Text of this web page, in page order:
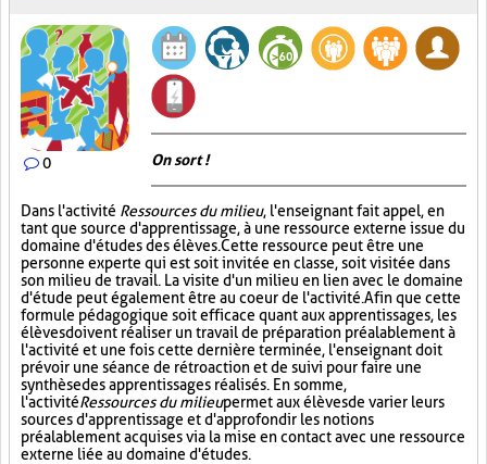
0 On sort !
Dans l'activité Ressources du milieu, l'enseignant fait appel, en
tant que source d'apprentissage, à une ressource externe issue du
domaine d'études des élèves. Cette ressource peut être une
personne experte qui est soit invitée en classe, soit visitée dans
son milieu de travail. La visite d'un milieu en lien avec le domaine
d'étude peut également être au coeur de l'activité. Afin que cette
formule pédagogique soit efficace quant aux apprentissages, les
élèves doivent réaliser un travail de préparation préalablement à
l'activité et une fois cette dernière terminée, l'enseignant doit
prévoir une séance de rétroaction et de suivi pour faire une
synthèse des apprentissages réalisés. En somme,
l'activitéRessources du milieupermet aux élèves de varier leurs
sources d'apprentissage et d'approfondir les notions
préalablement acquises via la mise en contact avec une ressource
externe liée au domaine d'études.